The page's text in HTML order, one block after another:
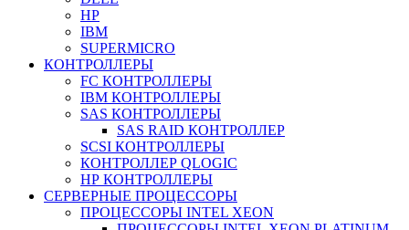
HP
IBM
SUPERMICRO
КОНТРОЛЛЕРЫ
FC КОНТРОЛЛЕРЫ
IBM КОНТРОЛЛЕРЫ
SAS КОНТРОЛЛЕРЫ
SAS RAID КОНТРОЛЛЕР
SCSI КОНТРОЛЛЕРЫ
КОНТРОЛЛЕР QLOGIC
НР КОНТРОЛЛЕРЫ
СЕРВЕРНЫЕ ПРОЦЕССОРЫ
ПРОЦЕССОРЫ INTEL XEON